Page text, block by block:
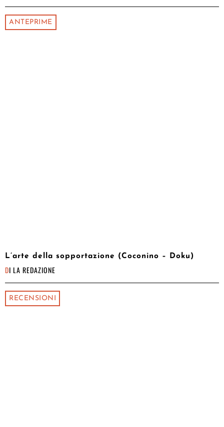
ANTEPRIME
L’arte della sopportazione (Coconino – Doku)
DI LA REDAZIONE
RECENSIONI